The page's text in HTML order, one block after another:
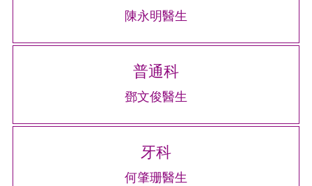
陳永明醫生
普通科
鄧文俊醫生
牙科
何肇珊醫生